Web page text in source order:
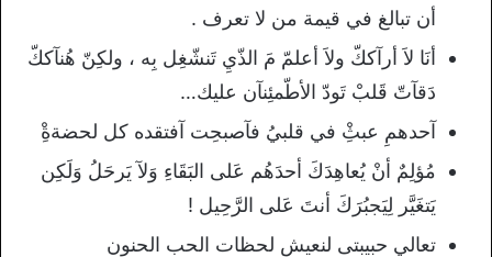
أن تبالغ في قيمة من لا تعرف .
أنَا لاَ أرآككّ ولاَ أعلمّ مَ الذّيِ تَنشّغِل بِه ، ولكِنّ هُنآككّ
دَقآتّ قَلبْ تَودّ الأطّمئِنآن عليك…
آﺣﺪﻫﻢِ ﻋﺒﺚِْ ﻓﻲ ﻗﻠﺒﻲُ ﻓﺂﺻﺒﺤِﺖ ﺁﻓﺘﻘﺪﻩ ﻛﻞ ﻟﺤﻀﺔﺓِْ
ﻣُﺆﻟِﻢٌ ﺃﻥْ ﻳُﻌﺎﻫِﺪَﻙَ ﺃﺣﺪَﻫُﻢ ﻋَﻠﻰ ﺍﻟﺒَﻘَﺎﺀِ ﻭَﻵ ﻳَﺮﺣَﻞُ ﻭَﻟَﻜِﻦ
ﻳَﺘﻐَﻴَّﺮ ﻟِﻴَﺠﺒُﺮَﻙَ ﺃﻧﺖَ ﻋَﻠﻰ ﺍﻟﺮَّﺣِﻴﻞ !
تعالي حبيبتى لنعيش لحظات الحب الحنون